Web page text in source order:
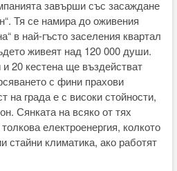
завърши със засаждане
Тя се намира до оживения
в най-гъсто заселения квартал
живеят над 120 000 души.
20 кестена ще въздействат
с фини прахови
на града е с високи стойности,
Сянката на всяко от тях
електроенергия, колкото
стайни климатика, ако работят